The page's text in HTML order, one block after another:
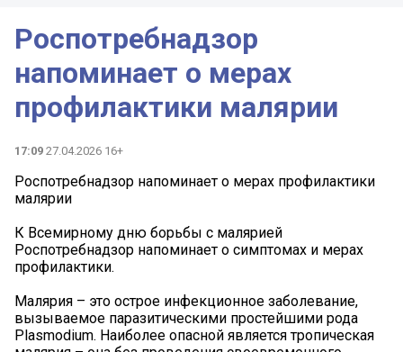
Роспотребнадзор
напоминает о мерах
профилактики малярии
17:09 27.04.2026 16+
Роспотребнадзор напоминает о мерах профилактики
малярии
К Всемирному дню борьбы с малярией
Роспотребнадзор напоминает о симптомах и мерах
профилактики.
Малярия – это острое инфекционное заболевание,
вызываемое паразитическими простейшими рода
Plasmodium. Наиболее опасной является тропическая